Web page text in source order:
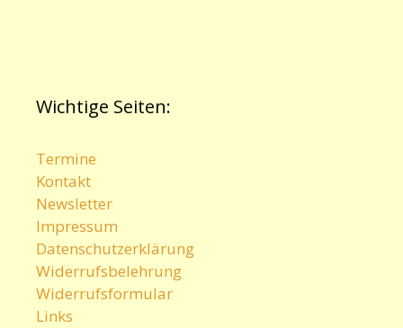
Wichtige Seiten:
Termine
Kontakt
Newsletter
Impressum
Datenschutzerklärung
Widerrufsbelehrung
Widerrufsformular
Links